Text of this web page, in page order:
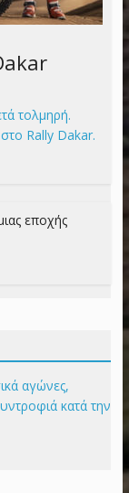
τολμηρή.
Rally Dakar.
εποχής
αγώνες,
κατά την